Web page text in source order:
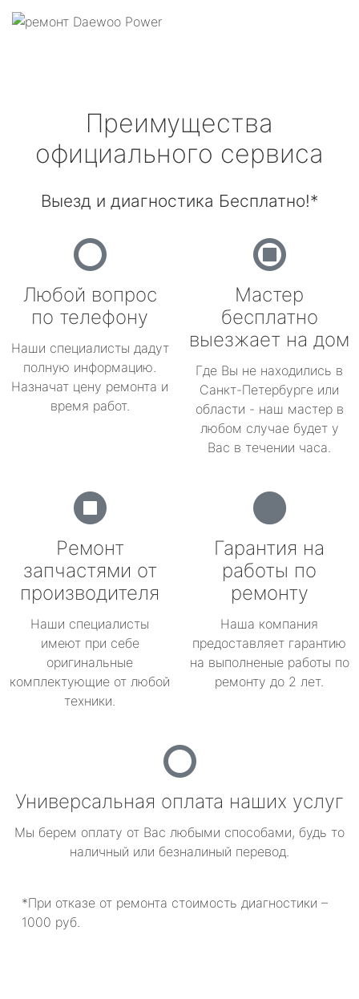
Преимущества
официального сервиса
Выезд и диагностика Бесплатно!*
Любой вопрос
по телефону
Наши специалисты дадут
полную информацию.
Назначат цену ремонта и
время работ.
Мастер
бесплатно
выезжает на дом
Где Вы не находились в
Санкт-Петербурге или
области - наш мастер в
любом случае будет у
Вас в течении часа.
Ремонт
запчастями от
производителя
Наши специалисты
имеют при себе
оригинальные
комплектующие от любой
техники.
Гарантия на
работы по
ремонту
Наша компания
предоставляет гарантию
на выполненые работы по
ремонту до 2 лет.
Универсальная оплата наших услуг
Мы берем оплату от Вас любыми способами, будь то
наличный или безналиный перевод.
*При отказе от ремонта стоимость диагностики –
1000 руб.